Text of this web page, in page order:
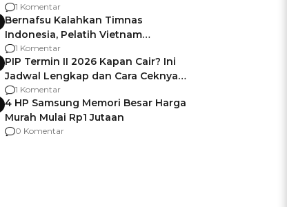
Usai Jadi Brigjen
1 Komentar
Bernafsu Kalahkan Timnas
Indonesia, Pelatih Vietnam
Berencana Pakai Jimat di Pakansari
1 Komentar
PIP Termin II 2026 Kapan Cair? Ini
Jadwal Lengkap dan Cara Ceknya
agar Dana Tidak Hangus!
1 Komentar
4 HP Samsung Memori Besar Harga
Murah Mulai Rp1 Jutaan
0 Komentar